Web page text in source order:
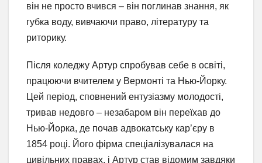
він не просто вчився – він поглинав знання, як
губка воду, вивчаючи право, літературу та
риторику.
Після коледжу Артур спробував себе в освіті,
працюючи вчителем у Вермонті та Нью-Йорку.
Цей період, сповнений ентузіазму молодості,
тривав недовго – незабаром він переїхав до
Нью-Йорка, де почав адвокатську кар’єру в
1854 році. Його фірма спеціалізувалася на
цивільних правах, і Артур став відомим завдяки